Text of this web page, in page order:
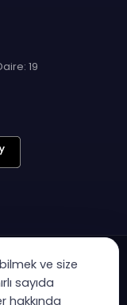
19
ve size
sayıda
hakkında